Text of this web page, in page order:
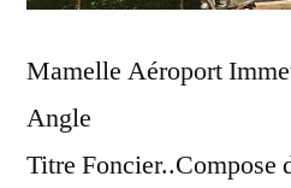
Mamelle Aéroport
Angle
Titre Foncier..Compose